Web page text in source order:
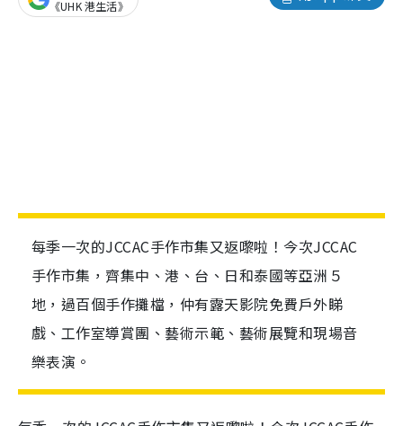
《UHK 港生活》
每季一次的JCCAC手作市集又返嚟啦！今次JCCAC
手作市集，齊集中、港、台、日和泰國等亞洲５
地，過百個手作攤檔，仲有露天影院免費戶外睇
戲、工作室導賞團、藝術示範、藝術展覽和現場音
樂表演。